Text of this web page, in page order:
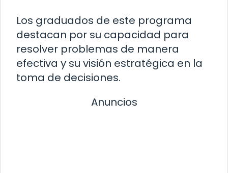
Los graduados de este programa
destacan por su capacidad para
resolver problemas de manera
efectiva y su visión estratégica en la
toma de decisiones.
Anuncios